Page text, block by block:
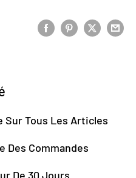
Sur Tous Les Articles
Des Commandes
De 30 Jours